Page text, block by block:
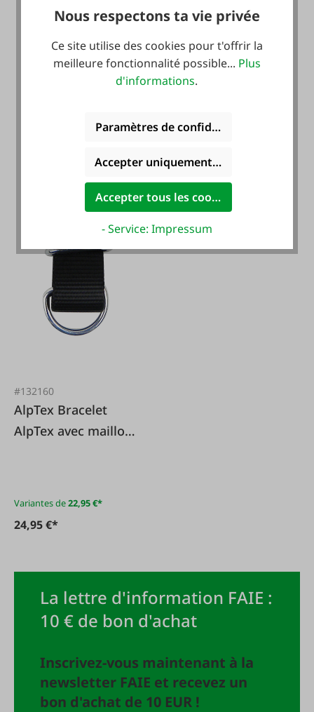
#132160
AlpTex Bracelet
AlpTex avec maillon
Variantes de22,95 €*
24,95 €*
La lettre d'information FAIE :
10 € de bon d'achat
Inscrivez-vous maintenant à la
newsletter FAIE et recevez un
bon d'achat de 10 EUR !
Nous respectons ta vie privée
Ce site utilise des cookies pour t'offrir la
meilleure fonctionnalité possible... Plus
d'informations.
Paramètres de confidentialité
Accepter uniquement les cookies
Accepter tous les cookies
- Service: Impressum